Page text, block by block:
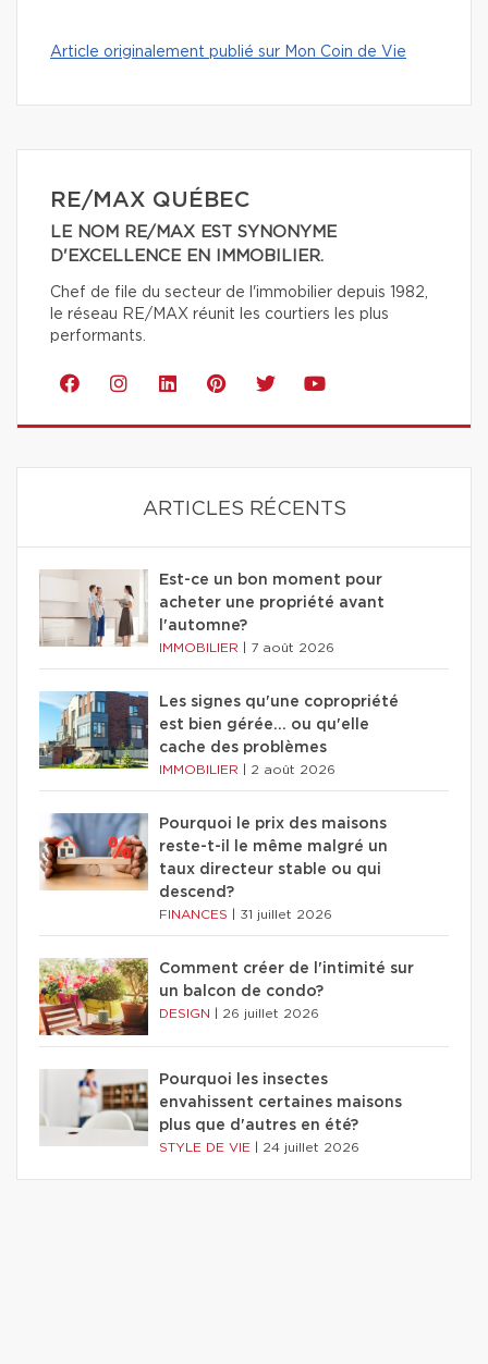
Article originalement publié sur Mon Coin de Vie
RE/MAX QUÉBEC
LE NOM RE/MAX EST SYNONYME
D'EXCELLENCE EN IMMOBILIER.
Chef de file du secteur de l'immobilier depuis 1982,
le réseau RE/MAX réunit les courtiers les plus
performants.
ARTICLES RÉCENTS
Est-ce un bon moment pour
acheter une propriété avant
l'automne?
IMMOBILIER 7 août 2026
Les signes qu'une copropriété
est bien gérée… ou qu'elle
cache des problèmes
IMMOBILIER 2 août 2026
Pourquoi le prix des maisons
reste-t-il le même malgré un
taux directeur stable ou qui
descend?
FINANCES 31 juillet 2026
Comment créer de l'intimité sur
un balcon de condo?
DESIGN 26 juillet 2026
Pourquoi les insectes
envahissent certaines maisons
plus que d'autres en été?
STYLE DE VIE 24 juillet 2026